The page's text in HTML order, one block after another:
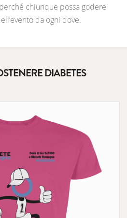
chiunque possa godere
da ogni dove.
DIABETES